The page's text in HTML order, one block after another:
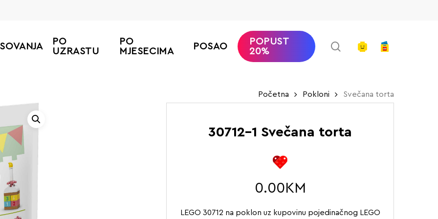
PO
UZRASTU
PO
MJESECIMA
POSAO
POPUST
20%
searchaccount
Početna Pokloni Svečana torta
30712-1 Svečana torta
0.00 KM
LEGO 30712 na poklon uz kupovinu pojedinačnog LEGO